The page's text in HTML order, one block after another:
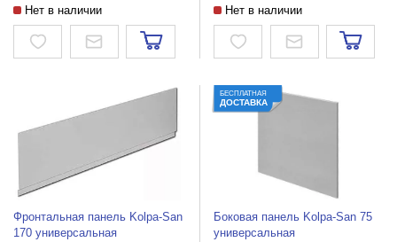
Нет в наличии Нет в наличии
Фронтальная панель Kolpa-San
170 универсальная
БЕСПЛАТНАЯ
ДОСТАВКА
Боковая панель Kolpa-San 75
универсальная